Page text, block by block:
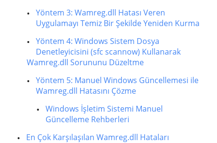
Yöntem 3: Wamreg.dll Hatası Veren
Uygulamayı Temiz Bir Şekilde Yeniden Kurma
Yöntem 4: Windows Sistem Dosya
Denetleyicisini (sfc scannow) Kullanarak
Wamreg.dll Sorununu Düzeltme
Yöntem 5: Manuel Windows Güncellemesi ile
Wamreg.dll Hatasını Çözme
Windows İşletim Sistemi Manuel
Güncelleme Rehberleri
En Çok Karşılaşılan Wamreg.dll Hataları